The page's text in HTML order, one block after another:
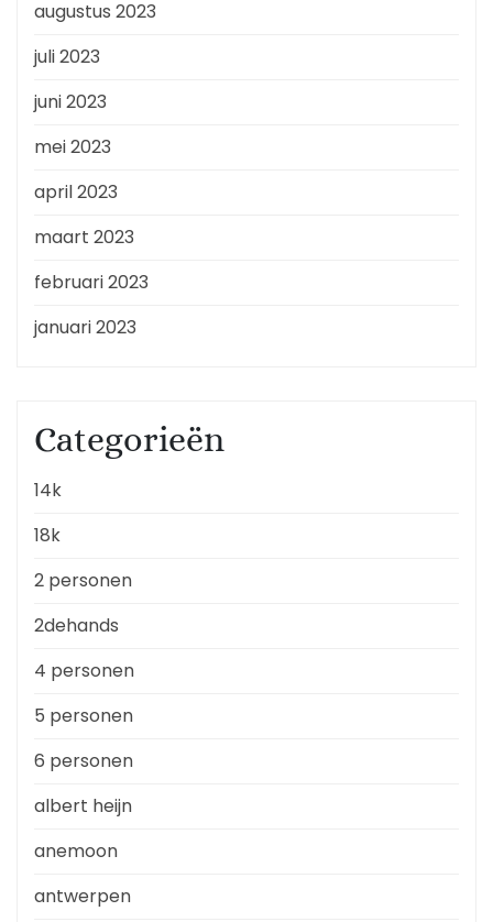
augustus 2023
juli 2023
juni 2023
mei 2023
april 2023
maart 2023
februari 2023
januari 2023
Categorieën
14k
18k
2 personen
2dehands
4 personen
5 personen
6 personen
albert heijn
anemoon
antwerpen